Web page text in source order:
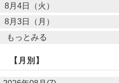
8月4日（火）
8月3日（月）
もっとみる
【月別】